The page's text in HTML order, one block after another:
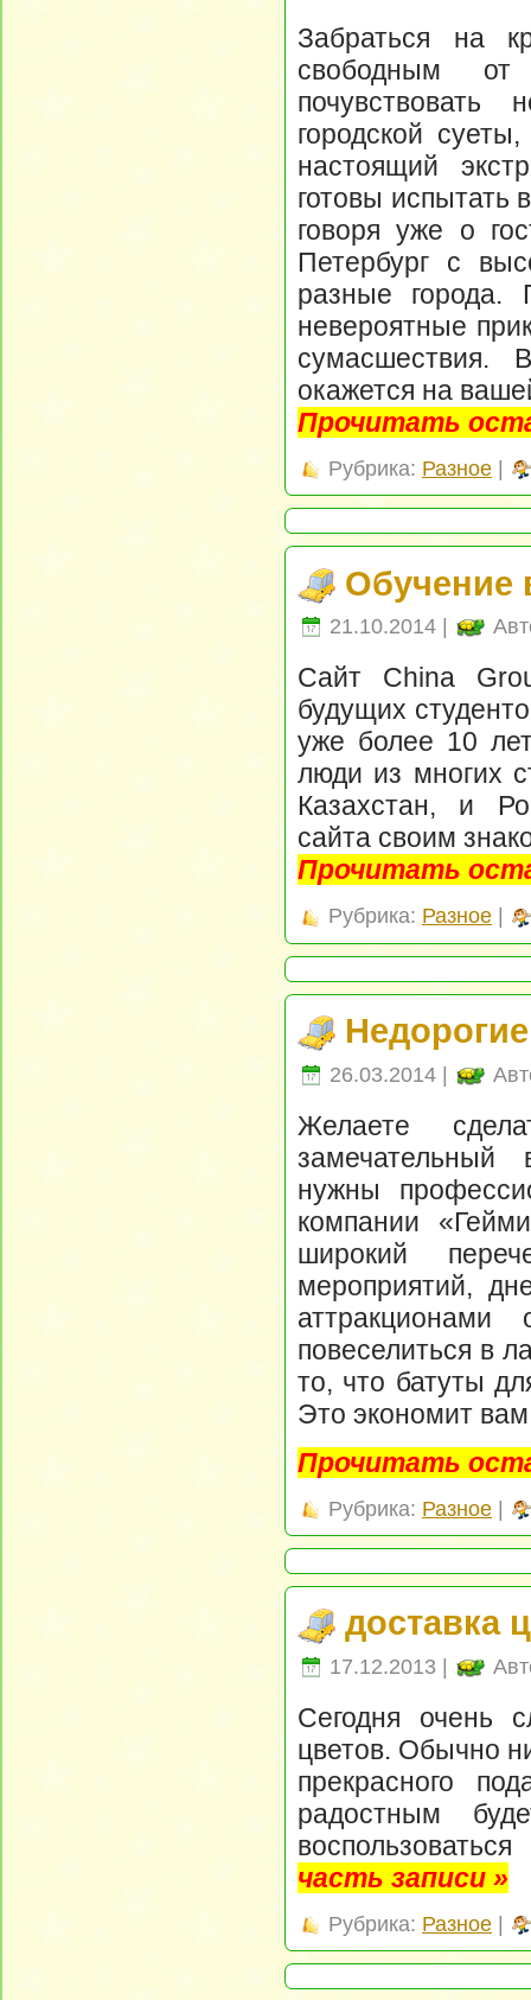
Забраться на
свободным от
почувствовать
городской
настоящий
готовы
говоря уже о
Петербург с
разные города.
невероятные
сумасшествия.
окажется на
Прочитать
Рубрика: Разное
Обучение
21.10.2014 |
Сайт China
будущих
уже более 10
люди из многих
Казахстан, и
сайта своим
Прочитать
Рубрика: Разное
26.03.2014 |
Желаете
нужны
компании
широкий
мероприятий,
повеселиться в
то, что батуты
Это экономит вам
Прочитать
Рубрика: Разное |
доставка
17.12.2013 |
Сегодня очень
цветов. Обычно
прекрасного
радостным
часть записи »
Рубрика: Разное